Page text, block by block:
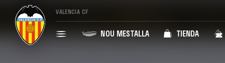
VALENCIA CF
NOU MESTALLA TIENDA